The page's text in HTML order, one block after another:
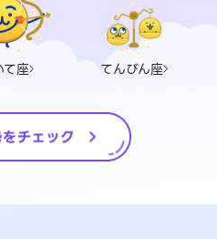
て座 てんびん座